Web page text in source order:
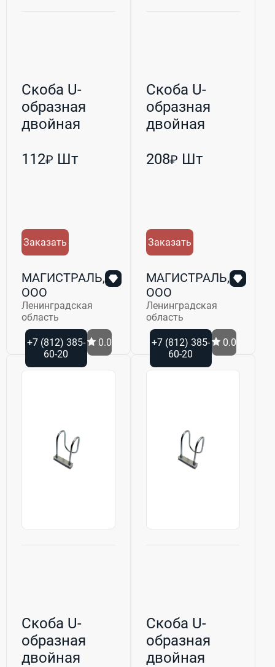
Скоба U-
образная
двойная
М8 27/27 (РБ...
112₽ Шт
Заказать
МАГИСТРАЛЬ,
ООО
Ленинградская
область
+7 (812) 385-
60-20
0.0
Скоба U-
образная
двойная
М8 80/48 (РБ...
208₽ Шт
Заказать
МАГИСТРАЛЬ,
ООО
Ленинградская
область
+7 (812) 385-
60-20
0.0
Скоба U-
образная
двойная
Скоба U-
образная
двойная